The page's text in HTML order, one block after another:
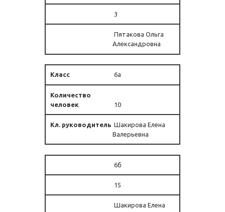
3
Пятакова Ольга
Александровна
6а
10
Шакирова Елена
Валерьевна
6б
15
Шакирова Елена